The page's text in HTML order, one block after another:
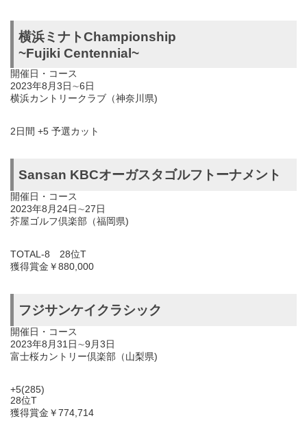
横浜ミナトChampionship
~Fujiki Centennial~
開催日・コース
2023年8月3日∼6日
横浜カントリークラブ（神奈川県)
2日間 +5 予選カット
Sansan KBCオーガスタゴルフトーナメント
開催日・コース
2023年8月24日∼27日
芥屋ゴルフ倶楽部（福岡県)
TOTAL-8 28位T
獲得賞金￥880,000
フジサンケイクラシック
開催日・コース
2023年8月31日∼9月3日
富士桜カントリー倶楽部（山梨県)
+5(285)
28位T
獲得賞金￥774,714